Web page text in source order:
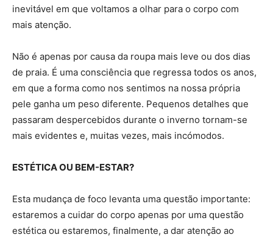
inevitável em que voltamos a olhar para o corpo com
mais atenção.
Não é apenas por causa da roupa mais leve ou dos dias
de praia. É uma consciência que regressa todos os anos,
em que a forma como nos sentimos na nossa própria
pele ganha um peso diferente. Pequenos detalhes que
passaram despercebidos durante o inverno tornam-se
mais evidentes e, muitas vezes, mais incómodos.
ESTÉTICA OU BEM-ESTAR?
Esta mudança de foco levanta uma questão importante:
estaremos a cuidar do corpo apenas por uma questão
estética ou estaremos, finalmente, a dar atenção ao